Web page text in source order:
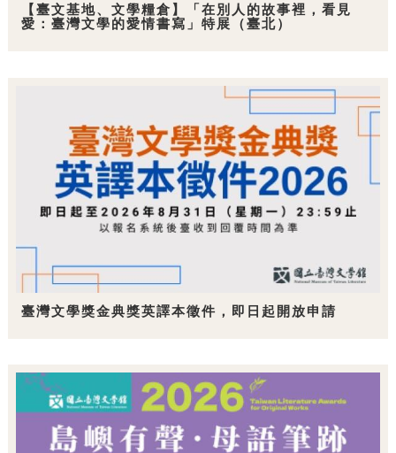
【臺文基地、文學糧倉】「在別人的故事裡，看見
愛：臺灣文學的愛情書寫」特展（臺北）
臺灣文學獎金典獎英譯本徵件，即日起開放申請